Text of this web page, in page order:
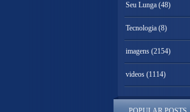
Seu Lunga (48)
Tecnologia (8)
imagens (2154)
videos (1114)